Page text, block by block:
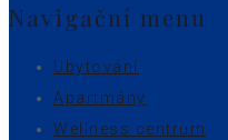
Navigační menu
Ubytování
Apartmány
Wellness centrum